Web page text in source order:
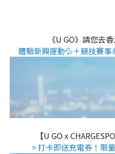
《U GO》請您去
體驗新興運動💦＋競技賽
【U GO x
> 打卡即送充電券！限